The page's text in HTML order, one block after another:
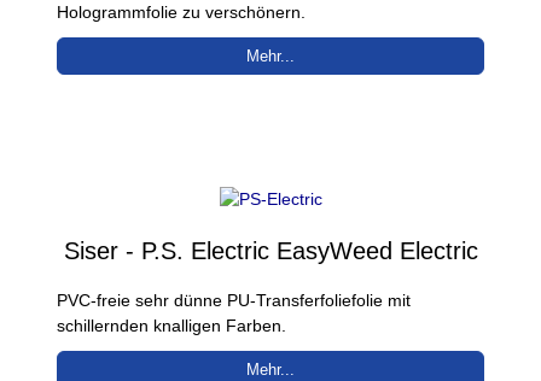
Hologrammfolie zu verschönern.
Mehr...
Siser - P.S. Electric EasyWeed Electric
PVC-freie sehr dünne PU-Transferfoliefolie mit
schillernden knalligen Farben.
Mehr...